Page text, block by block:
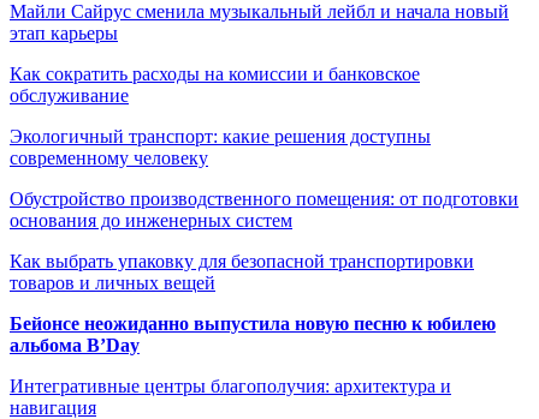
Майли Сайрус сменила музыкальный лейбл и начала новый
этап карьеры
Как сократить расходы на комиссии и банковское
обслуживание
Экологичный транспорт: какие решения доступны
современному человеку
Обустройство производственного помещения: от подготовки
основания до инженерных систем
Как выбрать упаковку для безопасной транспортировки
товаров и личных вещей
Бейонсе неожиданно выпустила новую песню к юбилею
альбома B’Day
Интегративные центры благополучия: архитектура и
навигация